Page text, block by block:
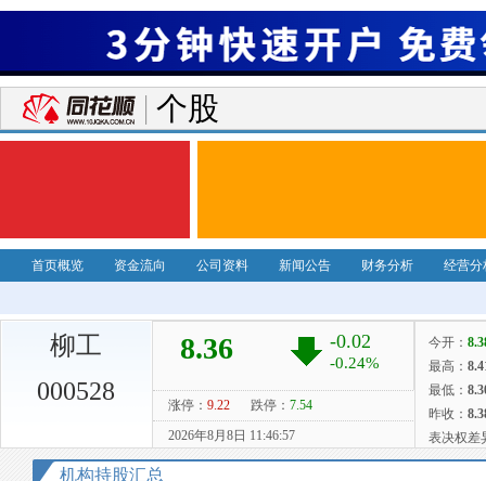
个股
首页概览 资金流向 公司资料 新闻公告 财务分析 经营分
柳工
000528